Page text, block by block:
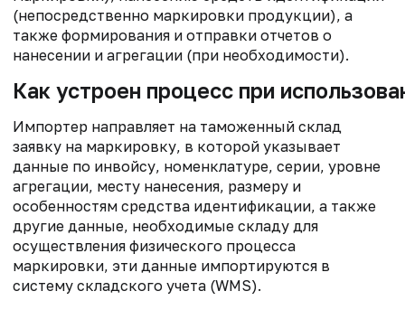
(непосредственно маркировки продукции), а
также формирования и отправки отчетов о
нанесении и агрегации (при необходимости).
Как устроен процесс при
Импортер направляет на таможенный склад
заявку на маркировку, в которой указывает
данные по инвойсу, номенклатуре, серии, уровне
агрегации, месту нанесения, размеру и
особенностям средства идентификации, а также
другие данные, необходимые складу для
осуществления физического процесса
маркировки, эти данные импортируются в
систему складского учета (WMS).